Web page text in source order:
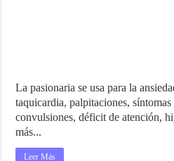
La pasionaria se usa para la
taquicardia, palpitaciones, síntomas
convulsiones, déficit de atención,
más...
Leer Más